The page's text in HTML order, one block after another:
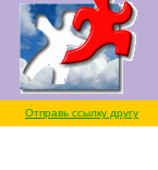
Отправь ссылку другу